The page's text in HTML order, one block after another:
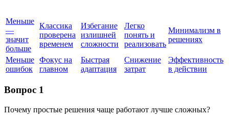
Меньше
—
значит
больше
Классика
проверена
временем
Избегание
излишней
сложности
Легко
понять и
реализовать
Минимализм в
решениях
Меньше
ошибок
Фокус на
главном
Быстрая
адаптация
Снижение
затрат
Эффективность
в действии
Вопрос 1
Почему простые решения чаще работают лучше сложных?